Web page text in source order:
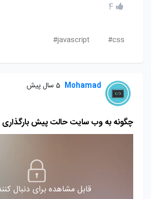
4
css#
javascript#
Mohamad 5 سال پیش
چگونه به وب سایت حالت پیش بارگذاری
قابل مشاهده برای دنبال